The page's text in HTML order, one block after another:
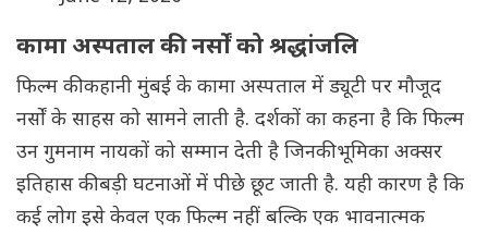
कामा अस्पताल की नर्सों को श्रद्धांजलि
फिल्म की कहानी मुंबई के कामा अस्पताल में ड्यूटी पर मौजूद
नर्सों के साहस को सामने लाती है. दर्शकों का कहना है कि फिल्म
उन गुमनाम नायकों को सम्मान देती है जिनकी भूमिका अक्सर
इतिहास की बड़ी घटनाओं में पीछे छूट जाती है. यही कारण है कि
कई लोग इसे केवल एक फिल्म नहीं बल्कि एक भावनात्मक